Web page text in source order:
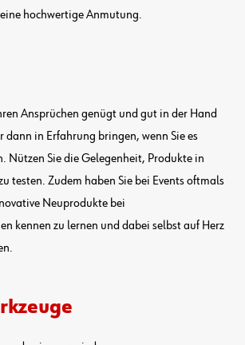
hochwertige Anmutung.
Ansprüchen genügt und gut in der Hand
dann in Erfahrung bringen, wenn Sie es
Nützen Sie die Gelegenheit, Produkte in
testen. Zudem haben Sie bei Events oftmals
Neuprodukte bei
kennen zu lernen und dabei selbst auf Herz